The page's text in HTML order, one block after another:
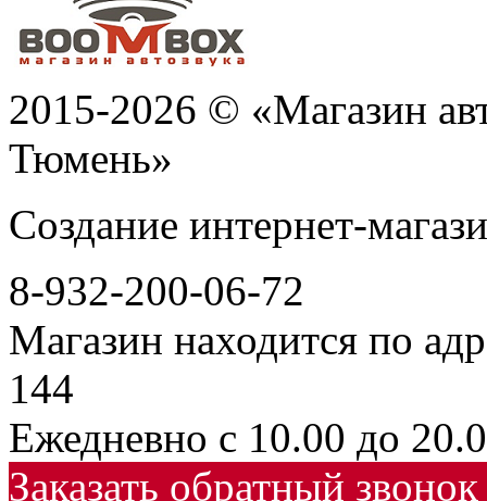
2015-2026 © «Магазин
Тюмень»
Создание интернет-
8-932-200-06-72
Магазин находится по
144
Ежедневно с 10.00 до
Заказать обратный звонок